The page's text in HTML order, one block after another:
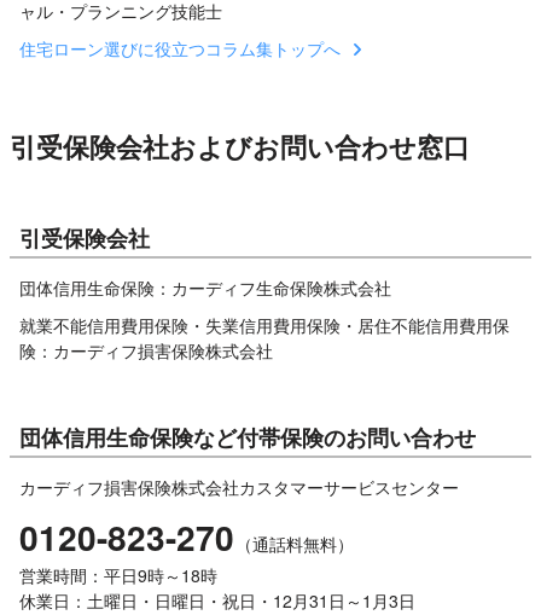
ャル・プランニング技能士
住宅ローン選びに役立つコラム集トップへ
引受保険会社およびお問い合わせ窓口
引受保険会社
団体信用生命保険：カーディフ生命保険株式会社
就業不能信用費用保険・失業信用費用保険・居住不能信用費用保
険：カーディフ損害保険株式会社
団体信用生命保険など付帯保険のお問い合わせ
カーディフ損害保険株式会社カスタマーサービスセンター
0120-823-270 （通話料無料）
営業時間：平日9時～18時
休業日：土曜日・日曜日・祝日・12月31日～1月3日